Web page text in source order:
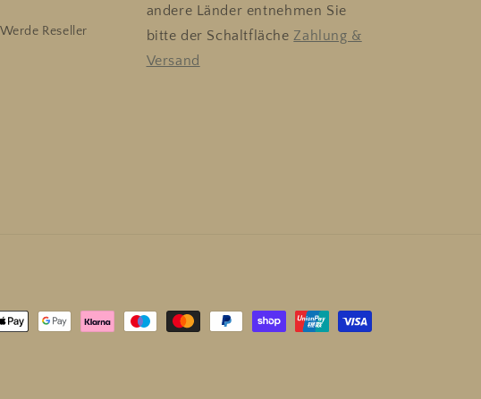
Reseller
andere Länder entnehmen Sie
bitte der SchaltflächeZahlung &
Versand